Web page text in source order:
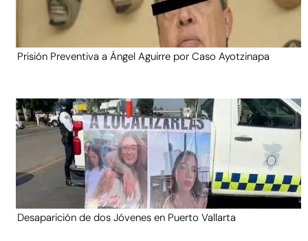
Prisión Preventiva a Ángel Aguirre por Caso Ayotzinapa
Desaparición de dos Jóvenes en Puerto Vallarta